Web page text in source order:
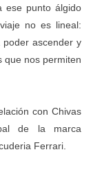
ese punto álgido
no es lineal:
ascender y
que nos permiten
con Chivas
de la marca
Ferrari.